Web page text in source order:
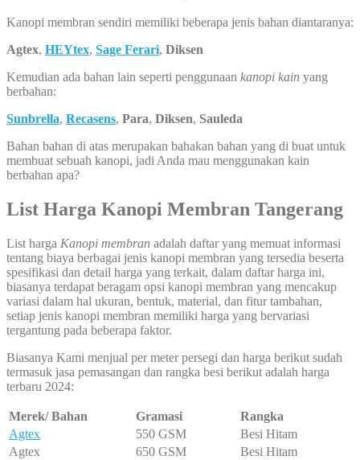
Kanopi membran sendiri memiliki beberapa jenis bahan diantaranya:
Agtex, HEYtex, Sage Ferari, Diksen
Kemudian ada bahan lain seperti penggunaan kanopi kain yang
berbahan:
Sunbrella, Recasens, Para, Diksen, Sauleda
Bahan bahan di atas merupakan bahakan bahan yang di buat untuk
membuat sebuah kanopi, jadi Anda mau menggunakan kain
berbahan apa?
List Harga Kanopi Membran Tangerang
List harga Kanopi membran adalah daftar yang memuat informasi
tentang biaya berbagai jenis kanopi membran yang tersedia beserta
spesifikasi dan detail harga yang terkait, dalam daftar harga ini,
biasanya terdapat beragam opsi kanopi membran yang mencakup
variasi dalam hal ukuran, bentuk, material, dan fitur tambahan,
setiap jenis kanopi membran memiliki harga yang bervariasi
tergantung pada beberapa faktor.
Biasanya Kami menjual per meter persegi dan harga berikut sudah
termasuk jasa pemasangan dan rangka besi berikut adalah harga
terbaru 2024:
Merek/ Bahan Gramasi
Rangka
Agtex
550 GSM
Besi Hitam
Agtex
650 GSM
Besi Hitam